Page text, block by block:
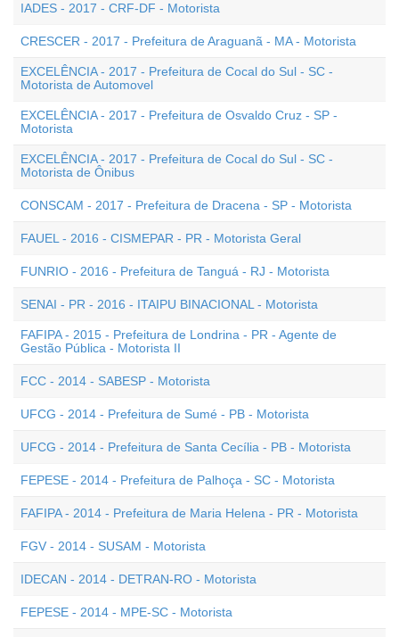
IADES - 2017 - CRF-DF - Motorista
CRESCER - 2017 - Prefeitura de Araguanã - MA - Motorista
EXCELÊNCIA - 2017 - Prefeitura de Cocal do Sul - SC -
Motorista de Automovel
EXCELÊNCIA - 2017 - Prefeitura de Osvaldo Cruz - SP -
Motorista
EXCELÊNCIA - 2017 - Prefeitura de Cocal do Sul - SC -
Motorista de Ônibus
CONSCAM - 2017 - Prefeitura de Dracena - SP - Motorista
FAUEL - 2016 - CISMEPAR - PR - Motorista Geral
FUNRIO - 2016 - Prefeitura de Tanguá - RJ - Motorista
SENAI - PR - 2016 - ITAIPU BINACIONAL - Motorista
FAFIPA - 2015 - Prefeitura de Londrina - PR - Agente de
Gestão Pública - Motorista II
FCC - 2014 - SABESP - Motorista
UFCG - 2014 - Prefeitura de Sumé - PB - Motorista
UFCG - 2014 - Prefeitura de Santa Cecília - PB - Motorista
FEPESE - 2014 - Prefeitura de Palhoça - SC - Motorista
FAFIPA - 2014 - Prefeitura de Maria Helena - PR - Motorista
FGV - 2014 - SUSAM - Motorista
IDECAN - 2014 - DETRAN-RO - Motorista
FEPESE - 2014 - MPE-SC - Motorista